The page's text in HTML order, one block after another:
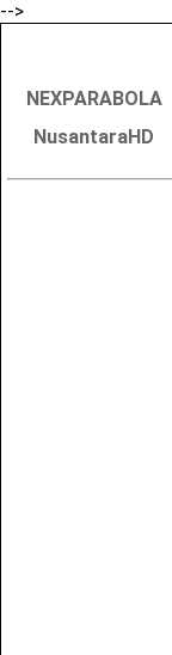
-->
NEXPARABOLA
NusantaraHD